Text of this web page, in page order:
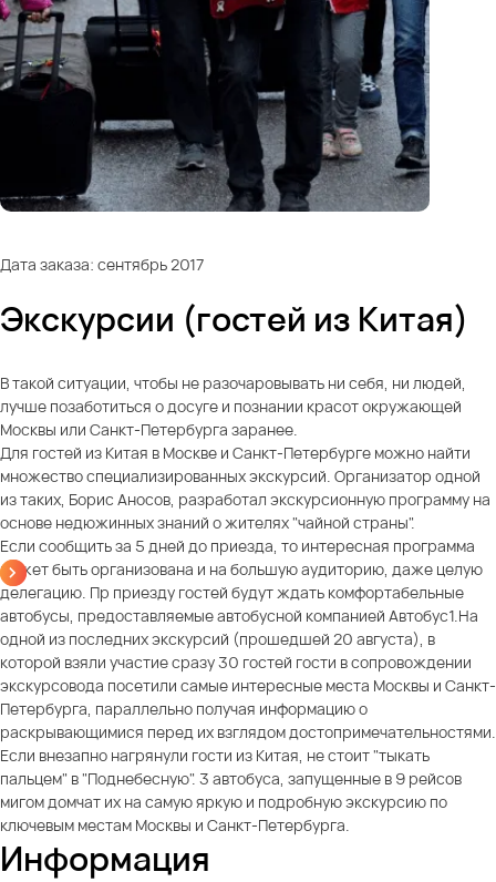
Дата заказа: сентябрь 2017
Экскурсии (гостей из Китая)
В такой ситуации, чтобы не разочаровывать ни себя, ни людей,
лучше позаботиться о досуге и познании красот окружающей
Москвы или Санкт-Петербурга заранее.
Для гостей из Китая в Москве и Санкт-Петербурге можно найти
множество специализированных экскурсий. Организатор одной
из таких, Борис Аносов, разработал экскурсионную программу на
основе недюжинных знаний о жителях "чайной страны".
Если сообщить за 5 дней до приезда, то интересная программа
может быть организована и на большую аудиторию, даже целую
делегацию. Пр приезду гостей будут ждать комфортабельные
автобусы, предоставляемые автобусной компанией Автобус1.На
одной из последних экскурсий (прошедшей 20 августа), в
которой взяли участие сразу 30 гостей гости в сопровождении
экскурсовода посетили самые интересные места Москвы и Санкт-
Петербурга, параллельно получая информацию о
раскрывающимися перед их взглядом достопримечательностями.
Если внезапно нагрянули гости из Китая, не стоит "тыкать
пальцем" в "Поднебесную". 3 автобуса, запущенные в 9 рейсов
мигом домчат их на самую яркую и подробную экскурсию по
ключевым местам Москвы и Санкт-Петербурга.
Информация